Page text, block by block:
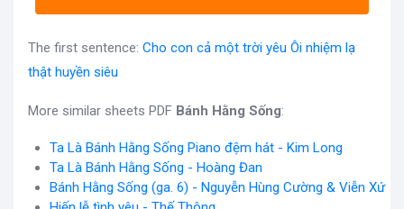
The first sentence: Cho con cả một trời yêu Ôi nhiệm lạ
thật huyền siêu
More similar sheets PDF Bánh Hằng Sống:
Ta Là Bánh Hằng Sống Piano đệm hát - Kim Long
Ta Là Bánh Hằng Sống - Hoàng Đan
Bánh Hằng Sống (ga. 6) - Nguyễn Hùng Cường & Viễn Xứ